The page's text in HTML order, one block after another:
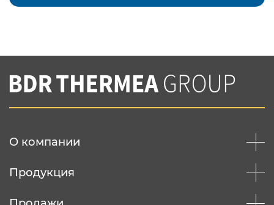
Подтвердить e-mail
Вы соглашаетесь с нашей политикой
конфеденциальности
О компании
Продукция